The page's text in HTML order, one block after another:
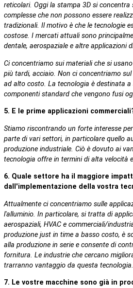
reticolari. Oggi la stampa 3D si
complesse che non possono essere
tradizionali. Il motivo è che le tecnologie
costose. I mercati attuali sono
dentale, aerospaziale e altre applicazioni
Ci concentriamo sui materiali che si
più tardi, acciaio. Non ci concentriamo
ad alto costo. La tecnologia è destinata
componenti standard che vengono fusi
5. E le prime applicazioni
Stiamo riscontrando un forte interesse
parte di vari settori, in particolare quello
produzione industriale. Ciò è dovuto ai
tecnologia offre in termini di alta velocità
6. Quale settore ha il maggiore
dall'implementazione della vostra
Attualmente ci concentriamo sulle
l'alluminio. In particolare, si tratta di
aerospaziali, HVAC e commerciali/
produzione just in time a basso costo, è
alla produzione in serie e consente di
fornitura. Le industrie che cercano
trarranno vantaggio da questa tecnologia.
7. Le vostre macchine sono già in